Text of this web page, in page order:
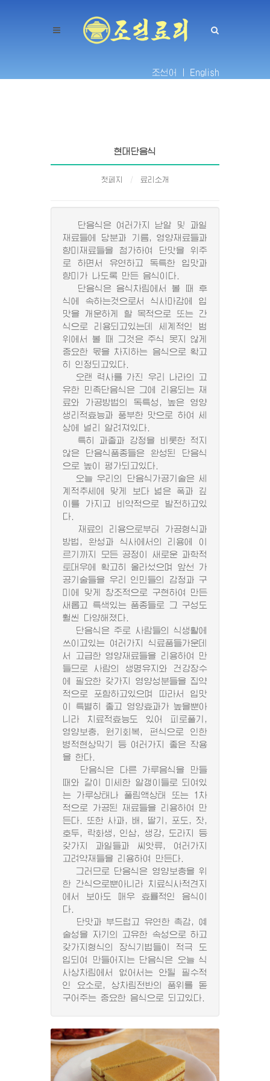
조선어 | English
현대단음식
첫페지 료리소개
단음식은 여러가지 낟알 및 과일
재료들에 당분과 기름, 영양재료들과
향미재료들을 첨가하여 단맛을 위주
로 하면서 유연하고 독특한 입맛과
향미가 나도록 만든 음식이다.
단음식은 음식차림에서 볼 때 후
식에 속하는것으로서 식사마감에 입
맛을 개운하게 할 목적으로 또는 간
식으로 리용되고있는데 세계적인 범
위에서 볼 때 그것은 주식 못지 않게
중요한 몫을 차지하는 음식으로 확고
히 인정되고있다.
오랜 력사를 가진 우리 나라의 고
유한 민족단음식은 그에 리용되는 재
료와 가공방법의 독특성, 높은 영양
생리적효능과 풍부한 맛으로 하여 세
상에 널리 알려져있다.
특히 과줄과 강정을 비롯한 적지
않은 단음식품종들은 완성된 단음식
으로 높이 평가되고있다.
오늘 우리의 단음식가공기술은 세
계적추세에 맞게 보다 넓은 폭과 깊
이를 가지고 비약적으로 발전하고있
다.
재료의 리용으로부터 가공형식과
방법, 완성과 식사에서의 리용에 이
르기까지 모든 공정이 새로운 과학적
토대우에 확고히 올라섰으며 앞선 가
공기술들을 우리 인민들의 감정과 구
미에 맞게 창조적으로 구현하여 만든
새롭고 특색있는 품종들로 그 구성도
훨씬 다양해졌다.
단음식은 주로 사람들의 식생활에
쓰이고있는 여러가지 식료품들가운데
서 고급한 영양재료들을 리용하여 만
들므로 사람의 생명유지와 건강장수
에 필요한 갖가지 영양성분들을 집약
적으로 포함하고있으며 따라서 입맛
이 특별히 좋고 영양효과가 높을뿐아
니라 치료적효능도 있어 피로풀기,
영양보충, 원기회복, 편식으로 인한
병적현상막기 등 여러가지 좋은 작용
을 한다.
단음식은 다른 가루음식을 만들
때와 같이 미세한 알갱이들로 되여있
는 가루상태나 풀림액상태 또는 1차
적으로 가공된 재료들을 리용하여 만
든다. 또한 사과, 배, 딸기, 포도, 잣,
호두, 락화생, 인삼, 생강, 도라지 등
갖가지 과일들과 씨앗류, 여러가지
고려약재들을 리용하여 만든다.
그러므로 단음식은 영양보충을 위
한 간식으로뿐아니라 치료식사적견지
에서 보아도 매우 효률적인 음식이
다.
단맛과 부드럽고 유연한 촉감, 예
술성을 자기의 고유한 속성으로 하고
갖가지형식의 장식기법들이 적극 도
입되여 만들어지는 단음식은 오늘 식
사상차림에서 없어서는 안될 필수적
인 요소로, 상차림전반의 품위를 돋
구어주는 중요한 음식으로 되고있다.